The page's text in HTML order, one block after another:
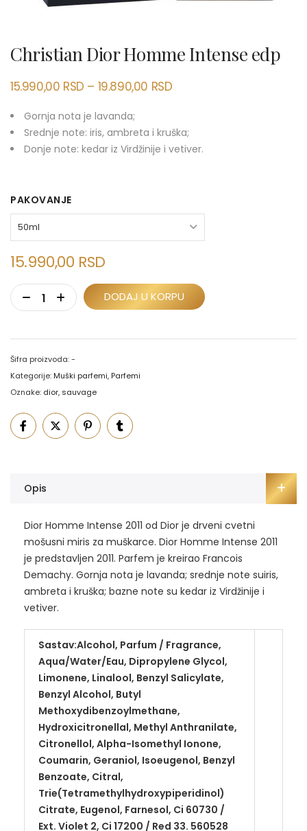
Christian Dior Homme Intense edp
15.990,00 RSD – 19.890,00 RSD
Gornja nota je lavanda;
Srednje note: iris, ambreta i kruška;
Donje note: kedar iz Virdžinije i vetiver.
PAKOVANJE
15.990,00 RSD
DODAJ U KORPU
Šifra proizvoda:-
Kategorije: Muški parfemi, Parfemi
Oznake: dior, sauvage
Opis
Dior Homme Intense 2011 od Dior je drveni cvetni
mošusni miris za muškarce. Dior Homme Intense 2011
je predstavljen 2011. Parfem je kreirao Francois
Demachy. Gornja nota je lavanda; srednje note suiris,
ambreta i kruška; bazne note su kedar iz Virdžinije i
vetiver.
Sastav:Alcohol, Parfum / Fragrance,
Aqua/Water/Eau, Dipropylene Glycol,
Limonene, Linalool, Benzyl Salicylate,
Benzyl Alcohol, Butyl
Methoxydibenzoylmethane,
Hydroxicitronellal, Methyl Anthranilate,
Citronellol, Alpha-Isomethyl Ionone,
Coumarin, Geraniol, Isoeugenol, Benzyl
Benzoate, Citral,
Trie(Tetramethylhydroxypiperidinol)
Citrate, Eugenol, Farnesol, Ci 60730 /
Ext. Violet 2, Ci 17200 / Red 33. 560528